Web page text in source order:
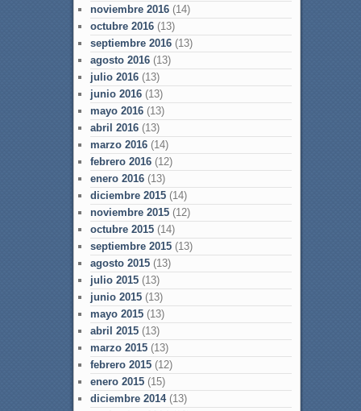
noviembre 2016(14)
octubre 2016(13)
septiembre 2016(13)
agosto 2016(13)
julio 2016(13)
junio 2016(13)
mayo 2016(13)
abril 2016(13)
marzo 2016(14)
febrero 2016(12)
enero 2016(13)
diciembre 2015(14)
noviembre 2015(12)
octubre 2015(14)
septiembre 2015(13)
agosto 2015(13)
julio 2015(13)
junio 2015(13)
mayo 2015(13)
abril 2015(13)
marzo 2015(13)
febrero 2015(12)
enero 2015(15)
diciembre 2014(13)